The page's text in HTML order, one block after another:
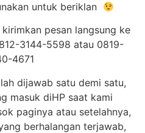
untuk beriklan
pesan langsung ke
3144-5598 atau 0819-
4671
dijawab satu demi satu,
masuk diHP saat kami
paginya atau setelahnya,
berhalangan terjawab,